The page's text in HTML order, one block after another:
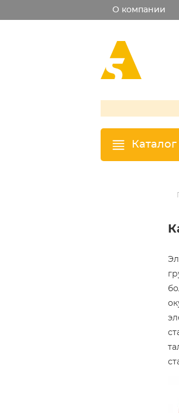
О компании